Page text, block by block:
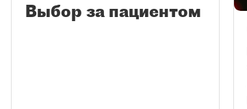
Выбор за пациентом